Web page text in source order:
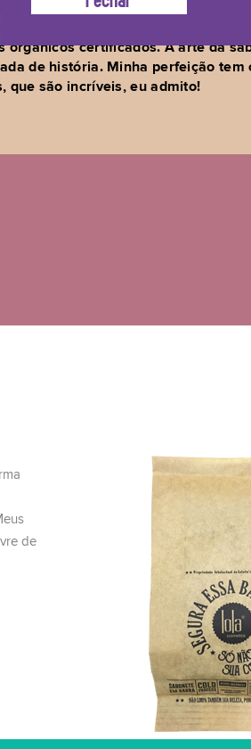
Sou vegano, feito em Cold
de óleos e manteigas
orgânicos certificados. A arte da
de história. Minha perfeição tem
que são incríveis, eu admito!
de